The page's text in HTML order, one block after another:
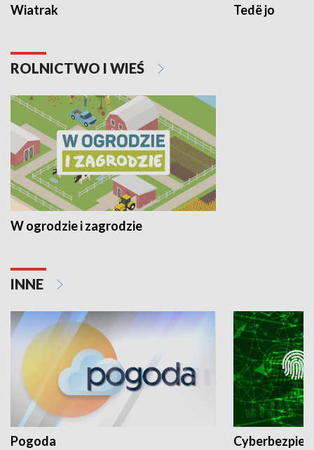
Wiatrak Tedë jo
ROLNICTWO I WIEŚ
W ogrodzie i zagrodzie
INNE
Pogoda